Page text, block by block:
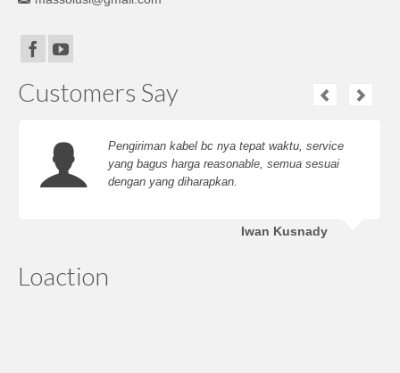
Customers Say
Pengiriman kabel bc nya tepat waktu, service
yang bagus harga reasonable, semua sesuai
dengan yang diharapkan.
Iwan Kusnady
Loaction